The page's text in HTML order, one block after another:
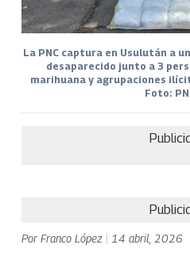
La PNC captura en Usulután a
desaparecido junto a 3
marihuana y agrupaciones
Foto:
PorFranco López 14 abril, 2026